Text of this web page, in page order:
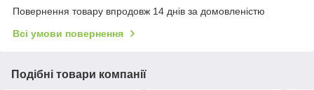
Повернення товару впродовж 14 днів за домовленістю
Всі умови повернення
Подібні товари компанії